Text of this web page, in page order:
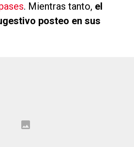
. Mientras tanto, el
posteo en sus